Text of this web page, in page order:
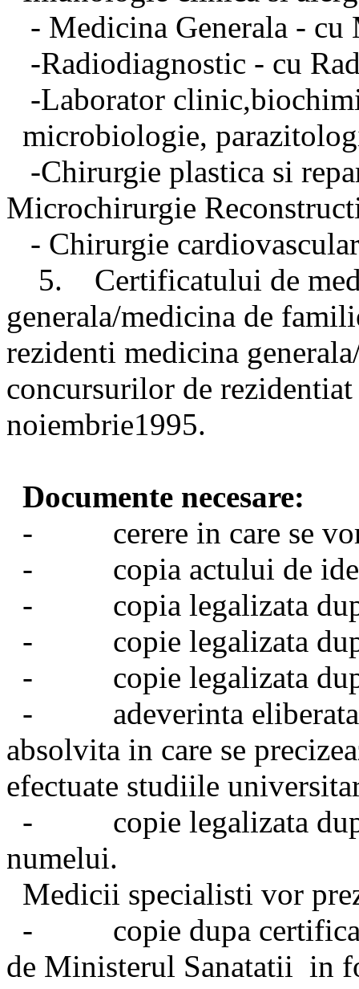
- Medicina Generala - cu
-Radiodiagnostic - cu
-Laborator
microbiologie,
-Chirurgie plastica si
Microchirurgie
- Chirurgie
5. Certificatului de
generala/medicina de
rezidenti medicina
concursurilor de
noiembrie1995.
Documente necesare:
- cerere in care se vor
- copia actului de
- copia legalizata dupa
- copie legalizata
- copie legalizata
- adeverinta eliberata
absolvita in care se
efectuate studiile
- copie legalizata dupa
numelui.
Medicii specialisti vor
- copie dupa
de Ministerul Sanatatii in